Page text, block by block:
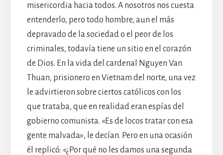
misericordia hacia todos. A nosotros nos cuesta
entenderlo, pero todo hombre, aun el más
depravado de la sociedad o el peor de los
criminales, todavía tiene un sitio en el corazón
de Dios. En la vida del cardenal Nguyen Van
Thuan, prisionero en Vietnam del norte, una vez
le advirtieron sobre ciertos católicos con los
que trataba, que en realidad eran espías del
gobierno comunista. «Es de locos tratar con esa
gente malvada», le decían. Pero en una ocasión
él replicó: «¿Por qué no les damos una segunda